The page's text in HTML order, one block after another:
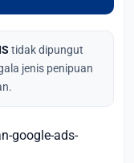
tidak dipungut
jenis penipuan
google-ads-